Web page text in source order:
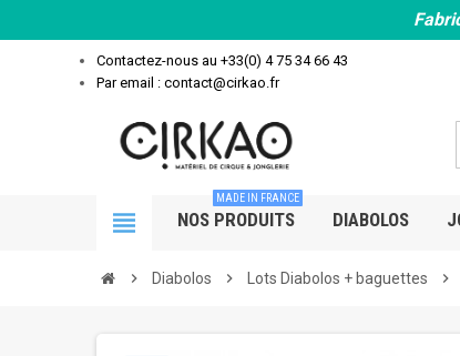
Contactez-nous au +33(0) 4 75 34 66 43
Par email : contact@cirkao.fr
view_headline NOS PRODUITS
MADE IN FRANCE
DIABOLOS
chevron_right Diabolos chevron_right Lots Diabolos + baguettes chevron_right